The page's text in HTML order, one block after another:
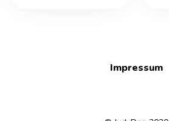
Impressum